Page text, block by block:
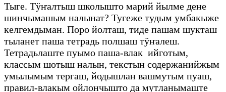
Тыге. Тӱҥалтыш школышто марий йылме дене
шинчымашым налынат? Тугеже тудым умбакыже
келгемдыман. Поро йолташ, тиде пашам шукташ
тыланет паша тетрадь полшаш тӱҥалеш.
Тетрадьлаште пуымо паша-влак ийготым,
классым шотыш налын, текстын содержанийжым
умылымым тергаш, йодышлан вашмутым пуаш,
правил-влакым ойлончышто да мутланымаште